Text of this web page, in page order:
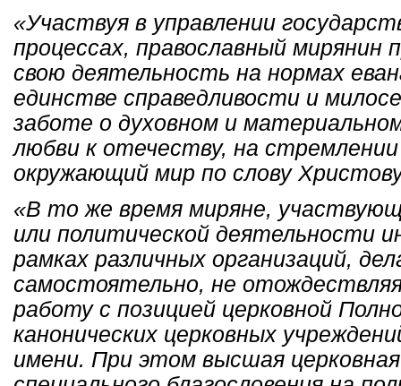
«Участвуя в управлении
процессах, православный мирянин
свою деятельность на нормах
единстве справедливости и
заботе о духовном и
любви к отечеству, на
окружающий мир по слову
«В то же время миряне,
или политической деятельности
рамках различных организаций,
самостоятельно, не
работу с позицией церковной
канонических церковных
имени. При этом высшая